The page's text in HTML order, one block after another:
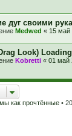
дуг своими
Medwed « 15 май
Look)
Kobretti « 01 май
как прочтённые•